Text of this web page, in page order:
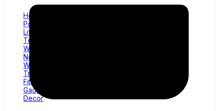
Home
Politics
Lifestyle
Technology
Wellness
News
World
Trending
Fitness
Gadgets
Decor